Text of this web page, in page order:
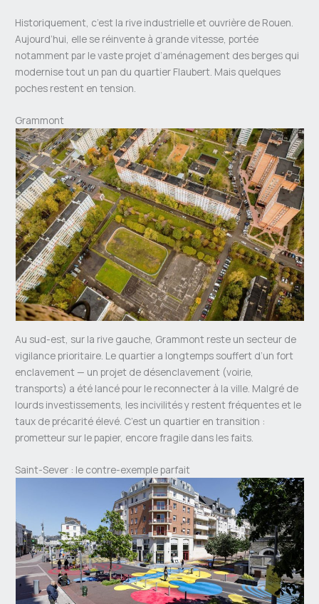
Historiquement, c’est la rive industrielle et ouvrière de Rouen.
Aujourd’hui, elle se réinvente à grande vitesse, portée
notamment par le vaste projet d’aménagement des berges qui
modernise tout un pan du quartier Flaubert. Mais quelques
poches restent en tension.
Grammont
Au sud-est, sur la rive gauche, Grammont reste un secteur de
vigilance prioritaire. Le quartier a longtemps souffert d’un fort
enclavement — un projet de désenclavement (voirie,
transports) a été lancé pour le reconnecter à la ville. Malgré de
lourds investissements, les incivilités y restent fréquentes et le
taux de précarité élevé. C’est un quartier en transition :
prometteur sur le papier, encore fragile dans les faits.
Saint-Sever : le contre-exemple parfait